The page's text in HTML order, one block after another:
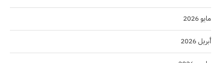
مايو 2026
أبريل 2026